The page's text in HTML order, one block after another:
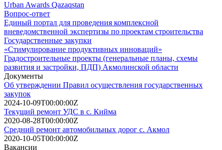
Urban Awards Qazaqstan
Вопрос-ответ
Единый портал для проведения комплексной
вневедомственной экспертизы по проектам строительства
Государственные закупки
«Стимулирование продуктивных инноваций»
Градостроительные проекты (генеральные планы, схемы
развития и застройки, ПДП) Акмолинской области
Документы
Об утверждении Правил осуществления государственных
закупок
2024-10-09T00:00:00Z
Текущий ремонт УДС в с. Кийма
2020-08-28T00:00:00Z
Средний ремонт автомобильных дорог с. Акмол
2020-10-05T00:00:00Z
Вакансии